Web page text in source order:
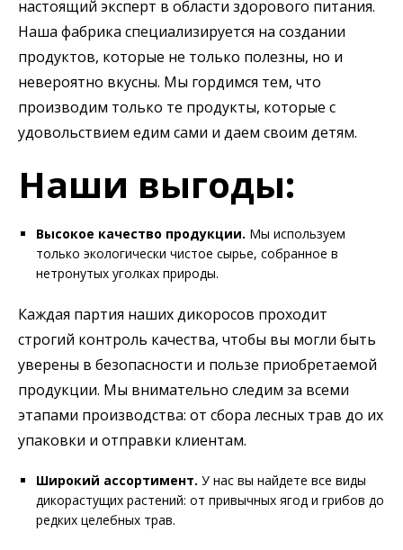
настоящий эксперт в области здорового питания.
Наша фабрика специализируется на создании
продуктов, которые не только полезны, но и
невероятно вкусны. Мы гордимся тем, что
производим только те продукты, которые с
удовольствием едим сами и даем своим детям.
Наши выгоды:
Высокое качество продукции. Мы используем
только экологически чистое сырье, собранное в
нетронутых уголках природы.
Каждая партия наших дикоросов проходит
строгий контроль качества, чтобы вы могли быть
уверены в безопасности и пользе приобретаемой
продукции. Мы внимательно следим за всеми
этапами производства: от сбора лесных трав до их
упаковки и отправки клиентам.
Широкий ассортимент. У нас вы найдете все виды
дикорастущих растений: от привычных ягод и грибов до
редких целебных трав.